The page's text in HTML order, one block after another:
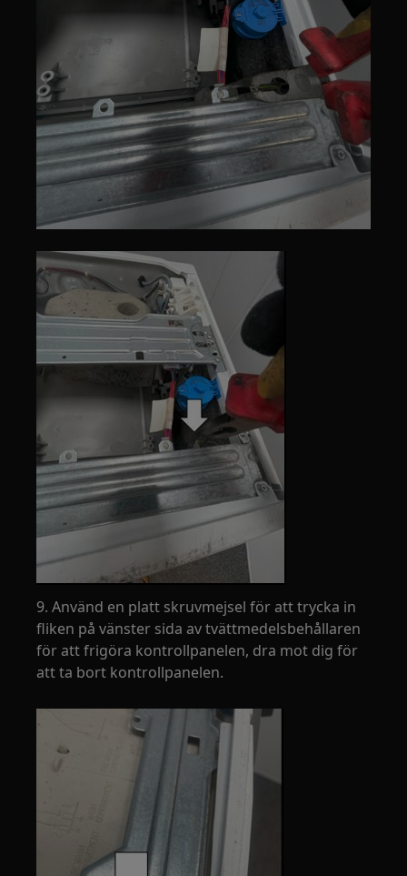
9. Använd en platt skruvmejsel för att trycka in
fliken på vänster sida av tvättmedelsbehållaren
för att frigöra kontrollpanelen, dra mot dig för
att ta bort kontrollpanelen.